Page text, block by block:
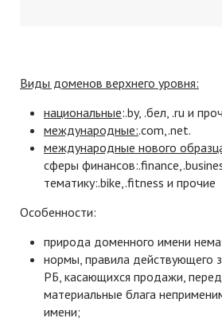
Виды доменов верхнего уровня:
национальные:.by, .бел, .ru и
международные:.com,.net.
международные нового
сферы
тематику:.bike,.fitness и прочие
Особенности:
природа доменного имени
нормы, правила действующего
РБ, касающихся продажи,
материальные блага
имени;